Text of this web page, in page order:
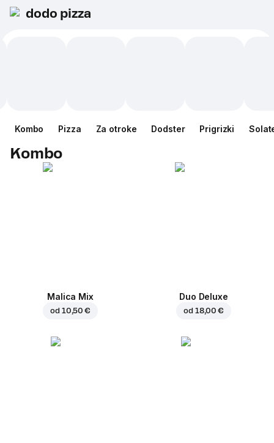
dodo pizza
Kombo Pizza Za otroke Dodster Prigrizki
Kombo
Malica Mix
od 10,50 €
Duo Deluxe
od 18,00 €